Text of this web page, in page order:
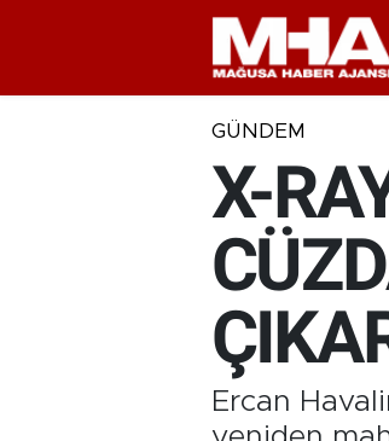
GÜNDEM
X-
Ercan